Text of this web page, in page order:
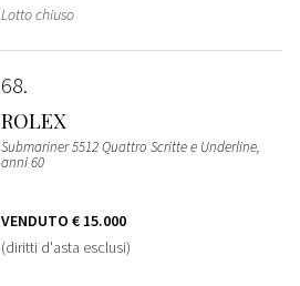
Lotto chiuso
68
ROLEX
Submariner 5512 Quattro Scritte e Underline,
anni 60
VENDUTO € 15.000
(diritti d'asta esclusi)